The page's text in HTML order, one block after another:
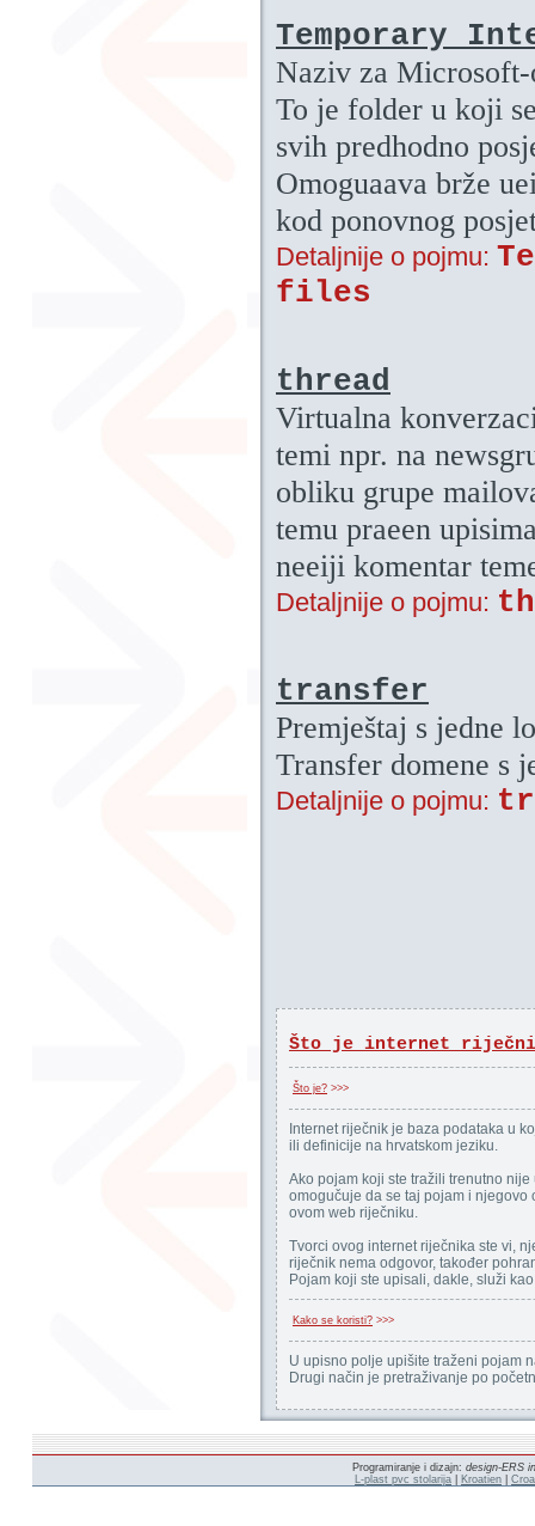
Temporary
Naziv za
To je folder u koji
svih predhodno
Omoguaava brže
kod ponovnog
Detaljnije o pojmu:
files
thread
Virtualna
temi npr. na
obliku grupe
temu praeen
neeiji komentar
Detaljnije o pojmu:
transfer
Premještaj s jedne
Transfer domene s
Detaljnije o pojmu:
Što je internet
Što je? >>>
Internet riječnik je baza podataka u
ili definicije na hrvatskom jeziku.
Ako pojam koji ste tražili trenutno
omogučuje da se taj pojam i
ovom web riječniku.
Tvorci ovog internet riječnika ste vi,
riječnik nema odgovor, također
Pojam koji ste upisali, dakle, služi
Kako se koristi? >>>
U upisno polje upišite traženi pojam
Drugi način je pretraživanje po
Programiranje i dizajn: design-ERS
L-plast pvc stolarija
Kroatien